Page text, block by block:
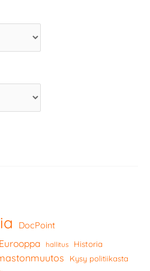
DocPoint
Eurooppa hallitus Historia
Kysy politiikasta